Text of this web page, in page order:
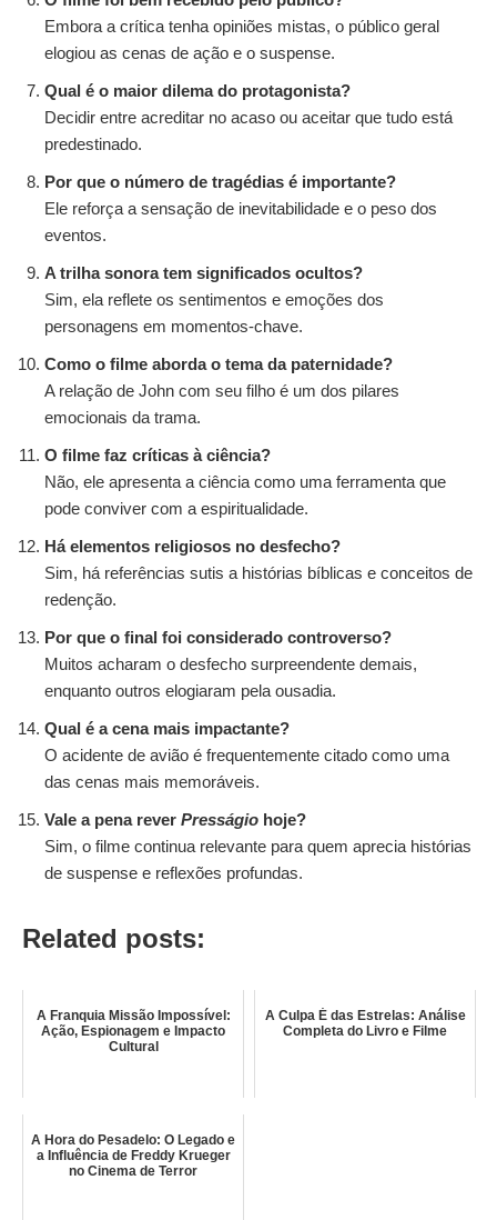
Embora a crítica tenha opiniões mistas, o público geral
elogiou as cenas de ação e o suspense.
Qual é o maior dilema do protagonista?
Decidir entre acreditar no acaso ou aceitar que tudo está
predestinado.
Por que o número de tragédias é importante?
Ele reforça a sensação de inevitabilidade e o peso dos
eventos.
A trilha sonora tem significados ocultos?
Sim, ela reflete os sentimentos e emoções dos
personagens em momentos-chave.
Como o filme aborda o tema da paternidade?
A relação de John com seu filho é um dos pilares
emocionais da trama.
O filme faz críticas à ciência?
Não, ele apresenta a ciência como uma ferramenta que
pode conviver com a espiritualidade.
Há elementos religiosos no desfecho?
Sim, há referências sutis a histórias bíblicas e conceitos de
redenção.
Por que o final foi considerado controverso?
Muitos acharam o desfecho surpreendente demais,
enquanto outros elogiaram pela ousadia.
Qual é a cena mais impactante?
O acidente de avião é frequentemente citado como uma
das cenas mais memoráveis.
Vale a pena rever Presságio hoje?
Sim, o filme continua relevante para quem aprecia histórias
de suspense e reflexões profundas.
Related posts:
A Franquia Missão Impossível:
Ação, Espionagem e Impacto
Cultural
A Culpa É das Estrelas: Análise
Completa do Livro e Filme
A Hora do Pesadelo: O Legado e
a Influência de Freddy Krueger
no Cinema de Terror